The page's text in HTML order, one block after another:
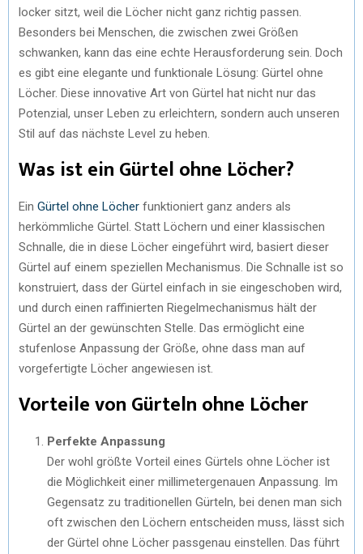
locker sitzt, weil die Löcher nicht ganz richtig passen.
Besonders bei Menschen, die zwischen zwei Größen
schwanken, kann das eine echte Herausforderung sein. Doch
es gibt eine elegante und funktionale Lösung: Gürtel ohne
Löcher. Diese innovative Art von Gürtel hat nicht nur das
Potenzial, unser Leben zu erleichtern, sondern auch unseren
Stil auf das nächste Level zu heben.
Was ist ein Gürtel ohne Löcher?
Ein Gürtel ohne Löcher funktioniert ganz anders als
herkömmliche Gürtel. Statt Löchern und einer klassischen
Schnalle, die in diese Löcher eingeführt wird, basiert dieser
Gürtel auf einem speziellen Mechanismus. Die Schnalle ist so
konstruiert, dass der Gürtel einfach in sie eingeschoben wird,
und durch einen raffinierten Riegelmechanismus hält der
Gürtel an der gewünschten Stelle. Das ermöglicht eine
stufenlose Anpassung der Größe, ohne dass man auf
vorgefertigte Löcher angewiesen ist.
Vorteile von Gürteln ohne Löcher
Perfekte Anpassung
Der wohl größte Vorteil eines Gürtels ohne Löcher ist
die Möglichkeit einer millimetergenauen Anpassung. Im
Gegensatz zu traditionellen Gürteln, bei denen man sich
oft zwischen den Löchern entscheiden muss, lässt sich
der Gürtel ohne Löcher passgenau einstellen. Das führt